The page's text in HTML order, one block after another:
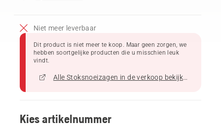
Niet meer leverbaar
Dit product is niet meer te koop. Maar geen zorgen, we
hebben soortgelijke producten die u misschien leuk
vindt.
Alle Stoksnoeizagen in de verkoop bekijken
Kies artikelnummer